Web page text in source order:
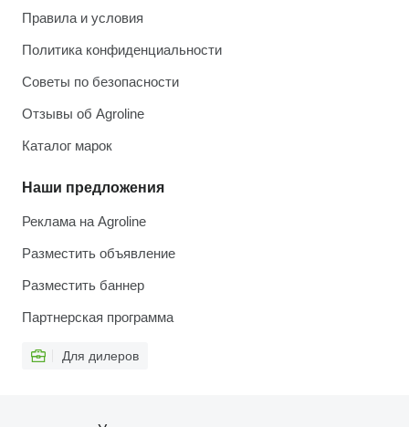
Правила и условия
Политика конфиденциальности
Советы по безопасности
Отзывы об Agroline
Каталог марок
Наши предложения
Реклама на Agroline
Разместить объявление
Разместить баннер
Партнерская программа
Для дилеров